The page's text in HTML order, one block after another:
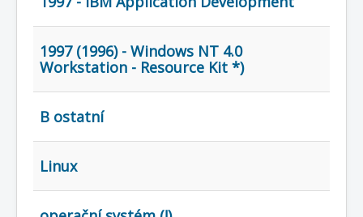
1997 (1996) - Windows NT 4.0
Workstation - Resource Kit *)
B ostatní
Linux